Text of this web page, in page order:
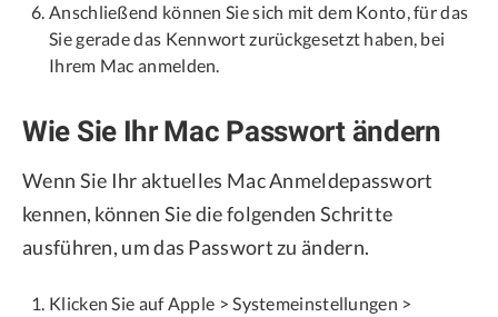
Anschließend können Sie sich mit dem Konto, für das
Sie gerade das Kennwort zurückgesetzt haben, bei
Ihrem Mac anmelden.
Wie Sie Ihr Mac Passwort ändern
Wenn Sie Ihr aktuelles Mac Anmeldepasswort
kennen, können Sie die folgenden Schritte
ausführen, um das Passwort zu ändern.
Klicken Sie auf Apple > Systemeinstellungen >